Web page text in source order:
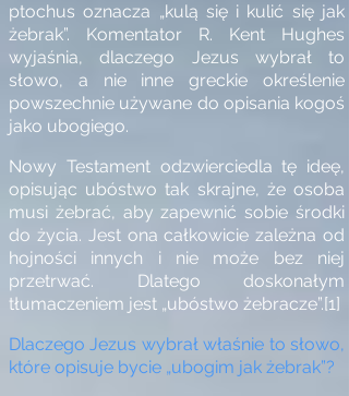
ptochus oznacza „kulą się i kulić się jak
żebrak”. Komentator R. Kent Hughes
wyjaśnia, dlaczego Jezus wybrał to
słowo, a nie inne greckie określenie
powszechnie używane do opisania kogoś
jako ubogiego.
Nowy Testament odzwierciedla tę ideę,
opisując ubóstwo tak skrajne, że osoba
musi żebrać, aby zapewnić sobie środki
do życia. Jest ona całkowicie zależna od
hojności innych i nie może bez niej
przetrwać. Dlatego doskonałym
tłumaczeniem jest „ubóstwo żebracze”.[1]
Dlaczego Jezus wybrał właśnie to słowo,
które opisuje bycie „ubogim jak żebrak”?